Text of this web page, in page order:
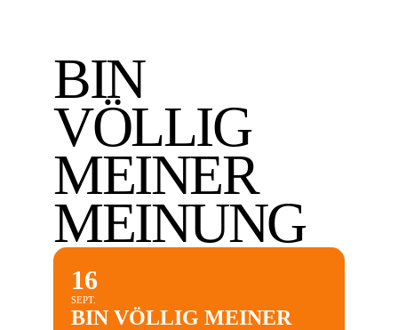
BIN
VÖLLIG
MEINER
MEINUNG
16
SEPT.
BIN VÖLLIG MEINER